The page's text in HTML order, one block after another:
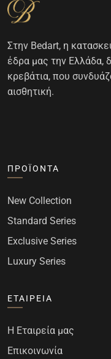
Στην Bedart, η
έδρα μας την Ελλάδα,
κρεβάτια, που
αισθητική.
ΠΡΟΪΌΝΤΑ
New Collection
Standard Series
Exclusive Series
Luxury Series
ΕΤΑΙΡΕΊΑ
Η Εταιρεία μας
Επικοινωνία